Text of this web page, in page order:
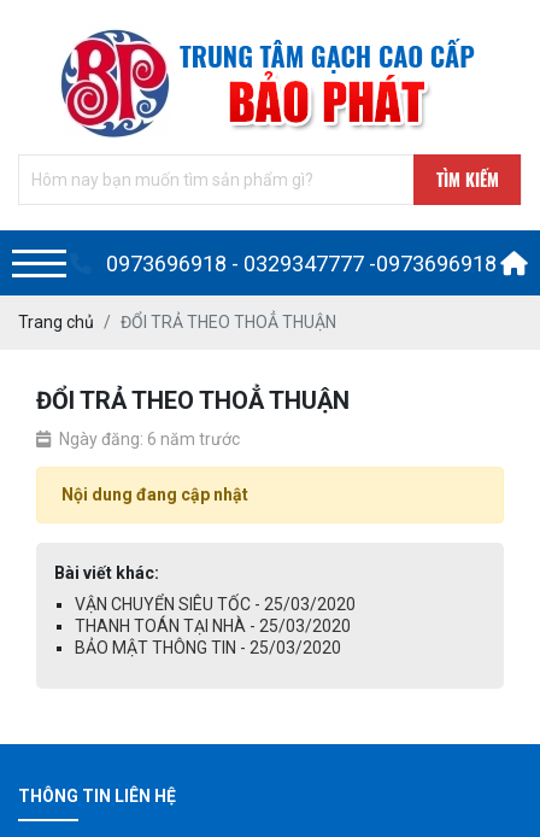
TÌM KIẾM
0973696918 - 0329347777 -0973696918
Trang chủ ĐỔI TRẢ THEO THOẲ THUẬN
ĐỔI TRẢ THEO THOẲ THUẬN
Ngày đăng: 6 năm trước
Nội dung đang cập nhật
Bài viết khác:
VẬN CHUYỂN SIÊU TỐC - 25/03/2020
THANH TOÁN TẠI NHÀ - 25/03/2020
BẢO MẬT THÔNG TIN - 25/03/2020
THÔNG TIN LIÊN HỆ